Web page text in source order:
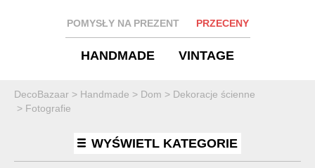
POMYSŁY NA PREZENT PRZECENY
HANDMADE VINTAGE
DecoBazaar > Handmade > Dom > Dekoracje ścienne
> Fotografie
WYŚWIETL KATEGORIE